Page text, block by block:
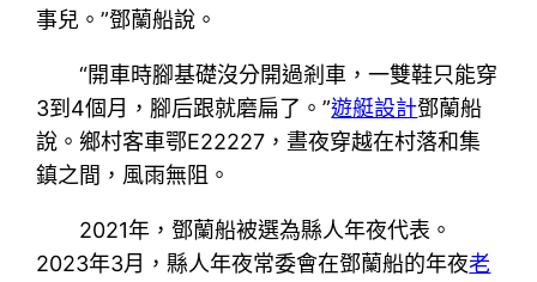
事兒。”鄧蘭船說。
“開車時腳基礎沒分開過剎車，一雙鞋只能穿
3到4個月，腳后跟就磨扁了。”遊艇設計鄧蘭船
說。鄉村客車鄂E22227，晝夜穿越在村落和集
鎮之間，風雨無阻。
2021年，鄧蘭船被選為縣人年夜代表。
2023年3月，縣人年夜常委會在鄧蘭船的年夜老